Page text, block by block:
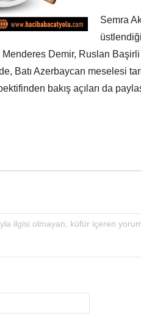
Semra
Menderes Demir, Ruslan
Batı Azerbaycan meselesi
bakış açıları da